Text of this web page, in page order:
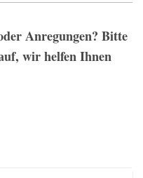
Anregungen? Bitte
wir helfen Ihnen